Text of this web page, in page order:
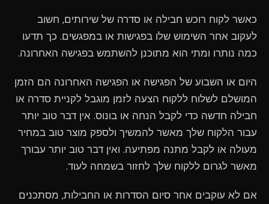
כאשר לקוח רוכש חבילה או סדרה של שירותים, חשוב
לעקוב אחר השימוש שלו בפגישות או במפגשים. כך תדעו
כמה נותרו ומתי הוא מתוכנן להשתמש בפגישה האחרונה.
היום או השבוע של הפגישה או הפגישה האחרונה הם הזמן
המושלם לשלוח ללקוח הצעה לזמן מוגבל לקניית סדרה או
חבילה חדשה כדי לקבל הנחה או בונוס. אין דבר טוב יותר
עבור הלקוח שלך מאשר להמשיך ולספק מוצר טוב במחיר
מעולה או לקבל מתנה מפתיעה. ואין דבר טוב יותר עבורך
מאשר לגרום ללקוח שלך לחזור בשמחה לעוד.
אם לא עוקבים אחר סיום הסדרות או החבילות, מסתכנים